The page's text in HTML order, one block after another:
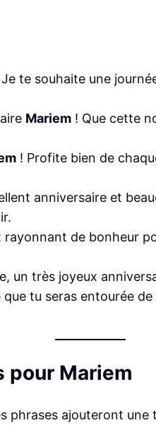
Je te souhaite une
Mariem ! Que cette
! Profite bien de
anniversaire et
rayonnant de bonheur
un très joyeux
tu seras entourée
pour Mariem
phrases ajouteront